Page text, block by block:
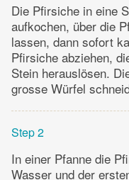
Die Pfirsiche in eine
aufkochen, über die
lassen, dann sofort
Pfirsiche abziehen,
Stein herauslösen.
grosse Würfel
Step 2
In einer Pfanne die
Wasser und der